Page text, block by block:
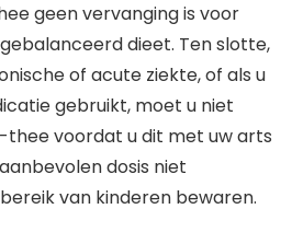
geen vervanging is voor
dieet. Ten slotte,
of acute ziekte, of als u
gebruikt, moet u niet
thee voordat u dit met uw arts
dosis niet
van kinderen bewaren.